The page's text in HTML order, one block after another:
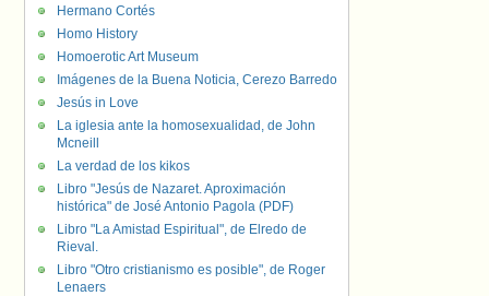
Hermano Cortés
Homo History
Homoerotic Art Museum
Imágenes de la Buena Noticia, Cerezo Barredo
Jesús in Love
La iglesia ante la homosexualidad, de John
Mcneill
La verdad de los kikos
Libro "Jesús de Nazaret. Aproximación
histórica" de José Antonio Pagola (PDF)
Libro "La Amistad Espiritual", de Elredo de
Rieval.
Libro "Otro cristianismo es posible", de Roger
Lenaers